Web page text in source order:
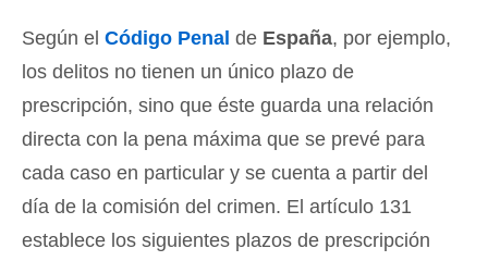
Según el Código Penal de España, por ejemplo,
los delitos no tienen un único plazo de
prescripción, sino que éste guarda una relación
directa con la pena máxima que se prevé para
cada caso en particular y se cuenta a partir del
día de la comisión del crimen. El artículo 131
establece los siguientes plazos de prescripción